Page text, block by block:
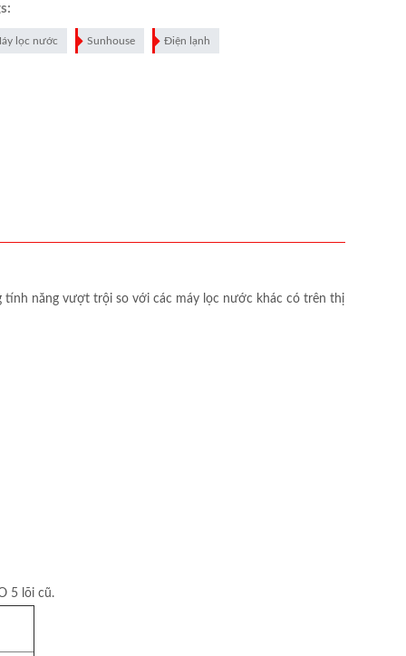
lọc nước Sunhouse Điện lạnh
tính năng vượt trội so với các máy lọc nước khác có trên thị
5 lõi cũ.